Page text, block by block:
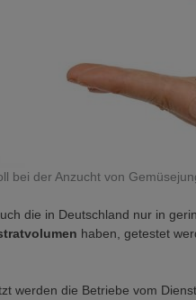
bei der Anzucht von
die in Deutschland nur in
haben, getestet
werden die Betriebe vom